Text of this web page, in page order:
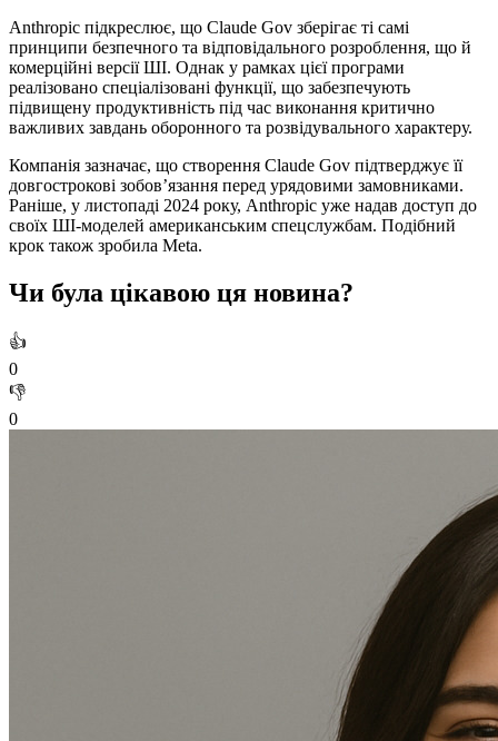
Anthropic підкреслює, що Claude Gov зберігає ті самі
принципи безпечного та відповідального розроблення, що й
комерційні версії ШІ. Однак у рамках цієї програми
реалізовано спеціалізовані функції, що забезпечують
підвищену продуктивність під час виконання критично
важливих завдань оборонного та розвідувального характеру.
Компанія зазначає, що створення Claude Gov підтверджує її
довгострокові зобов’язання перед урядовими замовниками.
Раніше, у листопаді 2024 року, Anthropic уже надав доступ до
своїх ШІ-моделей американським спецслужбам. Подібний
крок також зробила Meta.
Чи була цікавою ця новина?
👍
0
👎
0